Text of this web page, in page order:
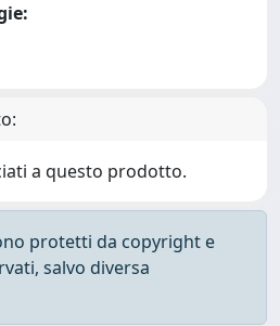
a questo prodotto.
protetti da copyright e
salvo diversa